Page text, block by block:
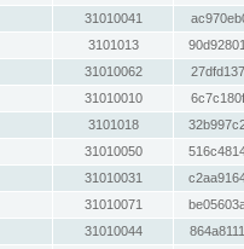
31010041
3101013
31010062
31010010
3101018
31010050
31010031
31010071
31010044